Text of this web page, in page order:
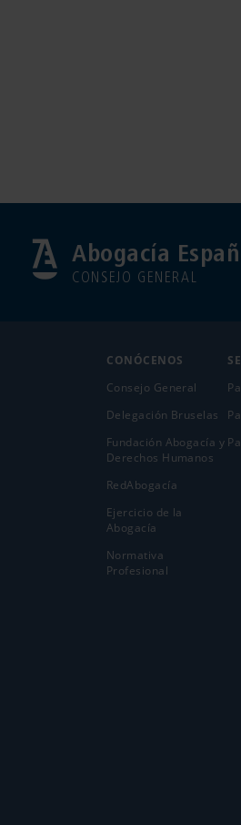
Abogacía
CONSEJO GENERAL
CONÓCENOS
Consejo General
Delegación Bruselas
Fundación Abogacía y
Derechos Humanos
RedAbogacía
Ejercicio de la
Abogací­a
Normativa
Profesional